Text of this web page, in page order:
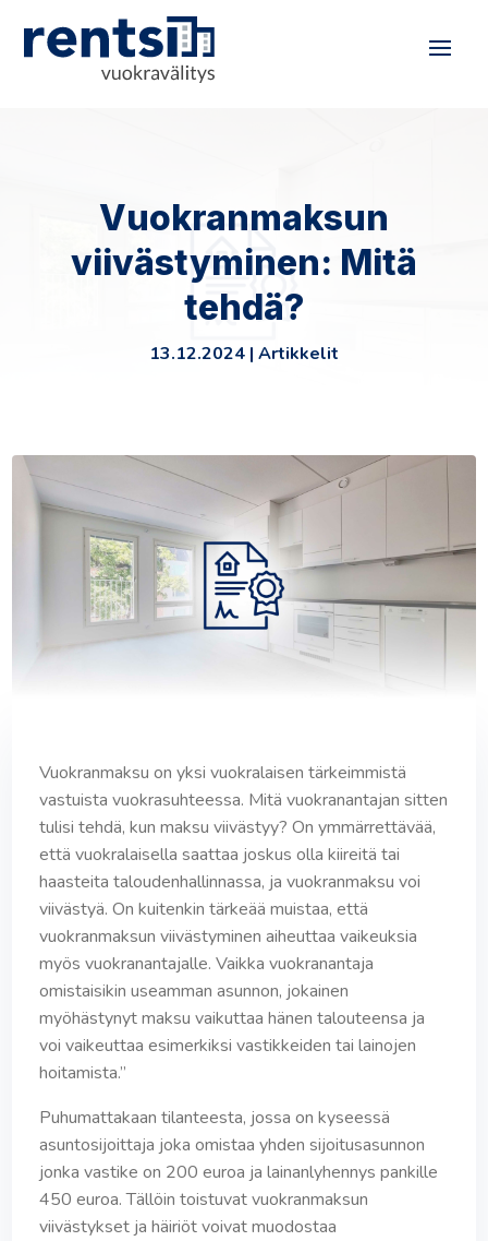
Vuokranmaksun
viivästyminen: Mitä
tehdä?
13.12.2024| Artikkelit
Vuokranmaksu on yksi vuokralaisen tärkeimmistä
vastuista vuokrasuhteessa. Mitä vuokranantajan sitten
tulisi tehdä, kun maksu viivästyy? On ymmärrettävää,
että vuokralaisella saattaa joskus olla kiireitä tai
haasteita taloudenhallinnassa, ja vuokranmaksu voi
viivästyä. On kuitenkin tärkeää muistaa, että
vuokranmaksun viivästyminen aiheuttaa vaikeuksia
myös vuokranantajalle. Vaikka vuokranantaja
omistaisikin useamman asunnon, jokainen
myöhästynyt maksu vaikuttaa hänen talouteensa ja
voi vaikeuttaa esimerkiksi vastikkeiden tai lainojen
hoitamista.”
Puhumattakaan tilanteesta, jossa on kyseessä
asuntosijoittaja joka omistaa yhden sijoitusasunnon
jonka vastike on 200 euroa ja lainanlyhennys pankille
450 euroa. Tällöin toistuvat vuokranmaksun
viivästykset ja häiriöt voivat muodostaa